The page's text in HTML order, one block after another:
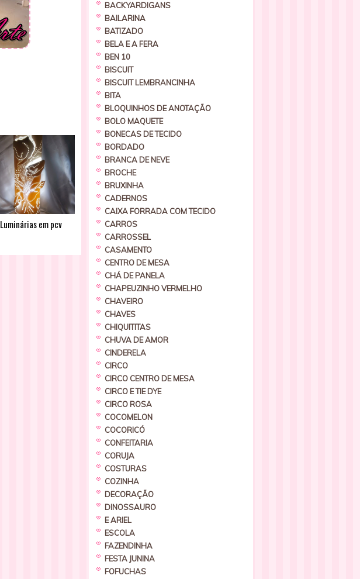
Luminárias em pcv
BACKYARDIGANS
BAILARINA
BATIZADO
BELA E A FERA
BEN 10
BISCUIT
BISCUIT LEMBRANCINHA
BITA
BLOQUINHOS DE ANOTAÇÃO
BOLO MAQUETE
BONECAS DE TECIDO
BORDADO
BRANCA DE NEVE
BROCHE
BRUXINHA
CADERNOS
CAIXA FORRADA COM TECIDO
CARROS
CARROSSEL
CASAMENTO
CENTRO DE MESA
CHÁ DE PANELA
CHAPEUZINHO VERMELHO
CHAVEIRO
CHAVES
CHIQUITITAS
CHUVA DE AMOR
CINDERELA
CIRCO
CIRCO CENTRO DE MESA
CIRCO E TIE DYE
CIRCO ROSA
COCOMELON
COCORICÓ
CONFEITARIA
CORUJA
COSTURAS
COZINHA
DECORAÇÃO
DINOSSAURO
E ARIEL
ESCOLA
FAZENDINHA
FESTA JUNINA
FOFUCHAS